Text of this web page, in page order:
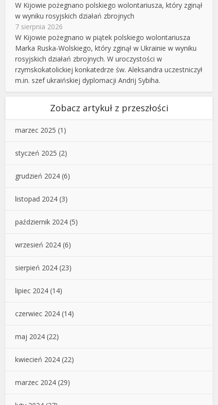
W Kijowie pożegnano polskiego wolontariusza, który zginął
w wyniku rosyjskich działań zbrojnych
7 sierpnia 2026
W Kijowie pożegnano w piątek polskiego wolontariusza
Marka Ruska-Wolskiego, który zginął w Ukrainie w wyniku
rosyjskich działań zbrojnych. W uroczystości w
rzymskokatolickiej konkatedrze św. Aleksandra uczestniczył
m.in. szef ukraińskiej dyplomacji Andrij Sybiha.
Zobacz artykuł z przeszłości
marzec 2025 (1)
styczeń 2025 (2)
grudzień 2024 (6)
listopad 2024 (3)
październik 2024 (5)
wrzesień 2024 (6)
sierpień 2024 (23)
lipiec 2024 (14)
czerwiec 2024 (14)
maj 2024 (22)
kwiecień 2024 (22)
marzec 2024 (29)